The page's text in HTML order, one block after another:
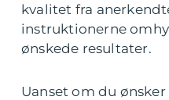
kvalitet fra
instruktionerne
ønskede resultater.
Uanset om du